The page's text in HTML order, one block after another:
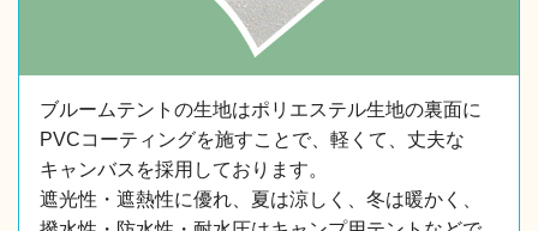
ブルームテントの生地はポリエステル生地の裏面に
PVCコーティングを施すことで、軽くて、丈夫な
キャンバスを採用しております。
遮光性・遮熱性に優れ、夏は涼しく、冬は暖かく、